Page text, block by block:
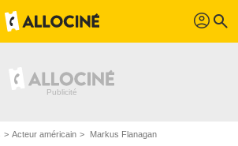
profil search
Acteur américain Markus Flanagan